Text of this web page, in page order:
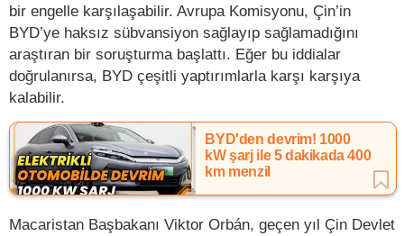
bir engelle karşılaşabilir. Avrupa Komisyonu, Çin’in
BYD’ye haksız sübvansiyon sağlayıp sağlamadığını
araştıran bir soruşturma başlattı. Eğer bu iddialar
doğrulanırsa, BYD çeşitli yaptırımlarla karşı karşıya
kalabilir.
BYD'den devrim! 1000
kW şarj ile 5 dakikada 400
km menzil
Macaristan Başbakanı Viktor Orbán, geçen yıl Çin Devlet